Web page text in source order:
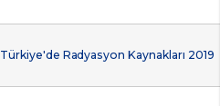
Türkiye'de Radyasyon Kaynakları 2019